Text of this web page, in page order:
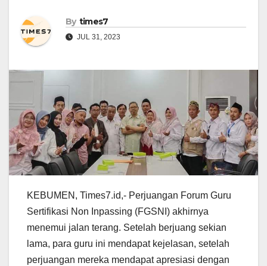
By times7
JUL 31, 2023
KEBUMEN, Times7.id,- Perjuangan Forum Guru
Sertifikasi Non Inpassing (FGSNI) akhirnya
menemui jalan terang. Setelah berjuang sekian
lama, para guru ini mendapat kejelasan, setelah
perjuangan mereka mendapat apresiasi dengan